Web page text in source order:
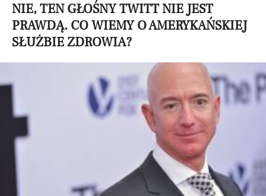
NIE, TEN GŁOŚNY TWITT NIE JEST
PRAWDĄ. CO WIEMY O AMERYKAŃSKIEJ
SŁUŻBIE ZDROWIA?